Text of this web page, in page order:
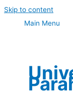
Skip to content
Main Menu